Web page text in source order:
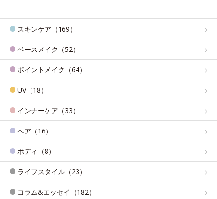
スキンケア（169）
ベースメイク（52）
ポイントメイク（64）
UV（18）
インナーケア（33）
ヘア（16）
ボディ（8）
ライフスタイル（23）
コラム&エッセイ（182）